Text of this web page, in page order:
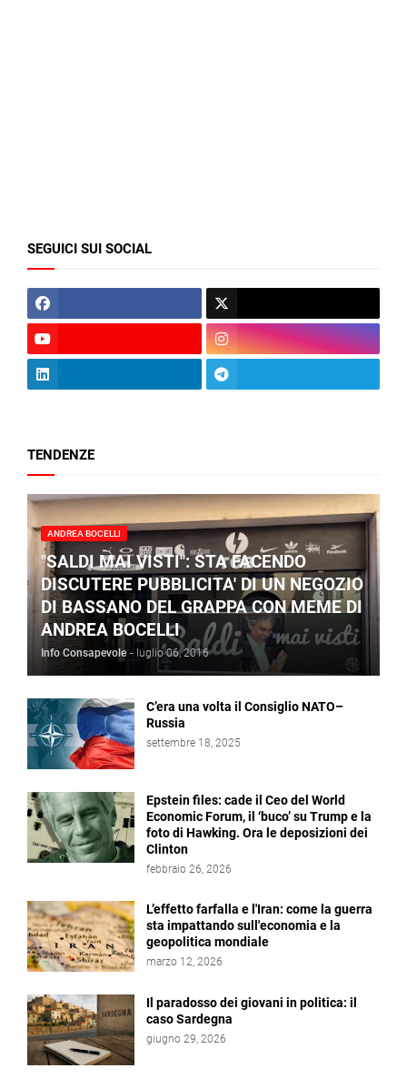
SEGUICI SUI SOCIAL
TENDENZE
ANDREA BOCELLI
"SALDI MAI VISTI": STA FACENDO
DISCUTERE PUBBLICITA' DI UN NEGOZIO
DI BASSANO DEL GRAPPA CON MEME DI
ANDREA BOCELLI
Info Consapevole - luglio 06, 2016
C’era una volta il Consiglio NATO–
Russia
settembre 18, 2025
Epstein files: cade il Ceo del World
Economic Forum, il ‘buco’ su Trump e la
foto di Hawking. Ora le deposizioni dei
Clinton
febbraio 26, 2026
L’effetto farfalla e l'Iran: come la guerra
sta impattando sull'economia e la
geopolitica mondiale
marzo 12, 2026
Il paradosso dei giovani in politica: il
caso Sardegna
giugno 29, 2026